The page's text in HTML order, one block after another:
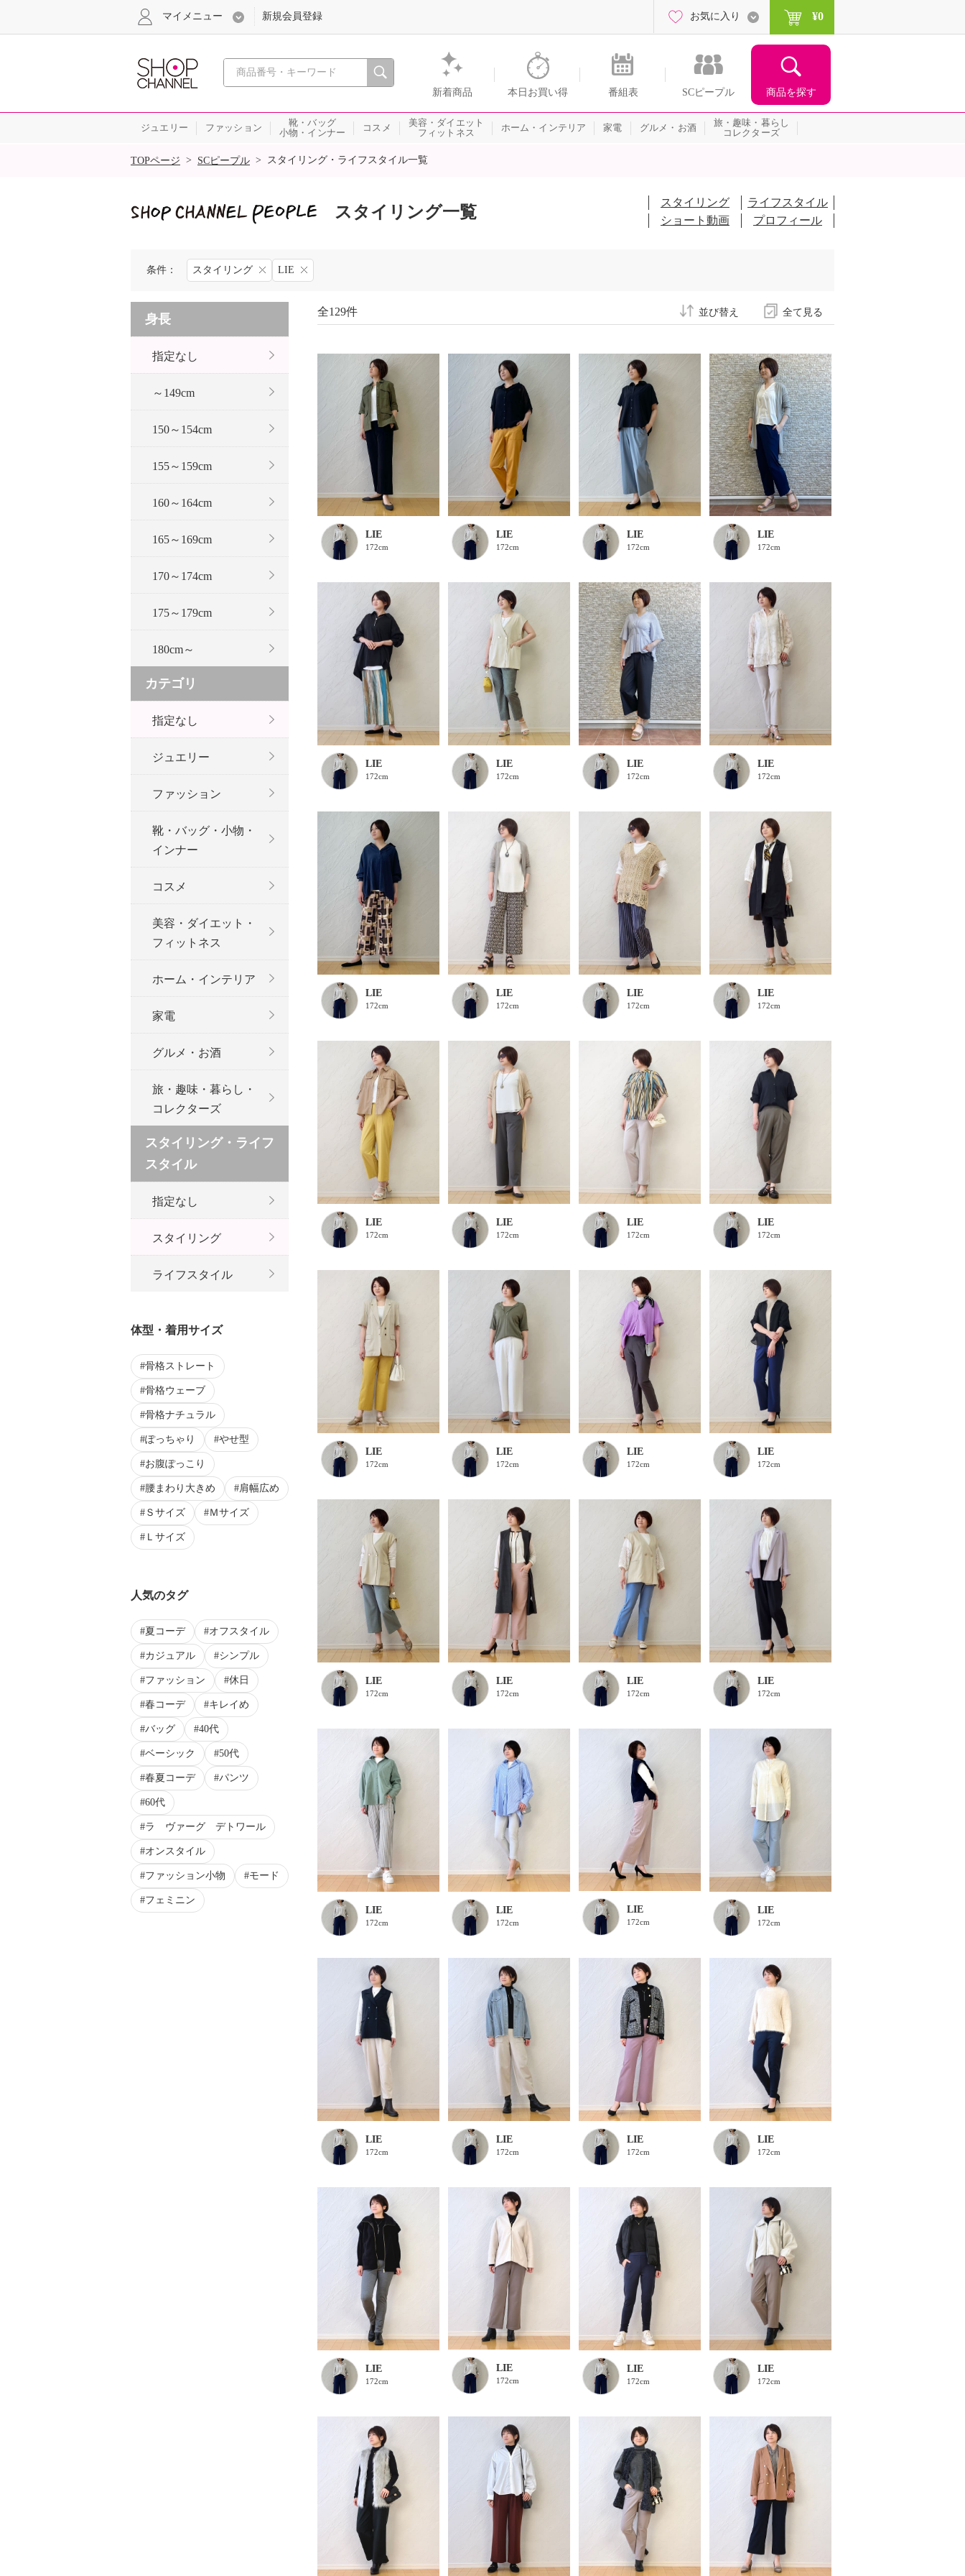
心おどる、瞬間を。通販・テレビショッピングのショップチャンネル
新着商品 本日お買い得 番組表 SCピープル 商品を探す
マイメニュー 新規会員登録 お気に入り ¥0
ジュエリー ファッション
靴・バッグ
小物・インナー
コスメ
美容・ダイエット
フィットネス
ホーム・インテリア 家電 グルメ・お酒
旅・趣味・暮らし
コレクターズ
SALE
TOPページ > SCピープル > スタイリング・ライフスタイル一覧
スタイリング一覧
スタイリング
ライフスタイル
ショート動画
プロフィール
条件： スタイリング LIE
身長
指定なし
～149cm
150～154cm
155～159cm
160～164cm
165～169cm
170～174cm
175～179cm
180cm～
カテゴリ
指定なし
ジュエリー
ファッション
靴・バッグ・小物・
インナー
コスメ
美容・ダイエット・
フィットネス
ホーム・インテリア
家電
グルメ・お酒
旅・趣味・暮らし・
コレクターズ
スタイリング・ライフ
スタイル
指定なし
スタイリング
ライフスタイル
体型・着用サイズ
骨格ストレート
骨格ウェーブ
骨格ナチュラル
ぽっちゃり やせ型
お腹ぽっこり
腰まわり大きめ 肩幅広め
Ｓサイズ Ｍサイズ
Ｌサイズ
人気のタグ
夏コーデ オフスタイル
カジュアル シンプル
ファッション 休日
春コーデ キレイめ
バッグ 40代
ベーシック 50代
春夏コーデ パンツ
60代
ラ ヴァーグ デトワール
オンスタイル
ファッション小物 モード
フェミニン
全て見る
並び替え
全129件
LIE
172cm
LIE
172cm
LIE
172cm
LIE
172cm
LIE
172cm
LIE
172cm
LIE
172cm
LIE
172cm
LIE
172cm
LIE
172cm
LIE
172cm
LIE
172cm
LIE
172cm
LIE
172cm
LIE
172cm
LIE
172cm
LIE
172cm
LIE
172cm
LIE
172cm
LIE
172cm
LIE
172cm
LIE
172cm
LIE
172cm
LIE
172cm
LIE
172cm
LIE
172cm
LIE
172cm
LIE
172cm
LIE
172cm
LIE
172cm
LIE
172cm
LIE
172cm
LIE
172cm
LIE
172cm
LIE
172cm
LIE
172cm